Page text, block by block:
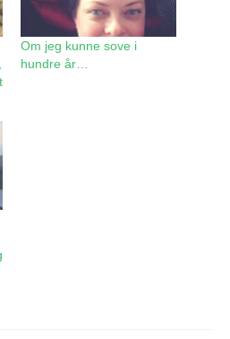
Om jeg kunne sove i
hundre år…